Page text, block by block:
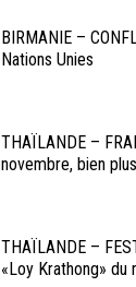
BIRMANIE –
Nations Unies
THAÏLANDE –
novembre, bien plus
THAÏLANDE –
«Loy Krathong» du